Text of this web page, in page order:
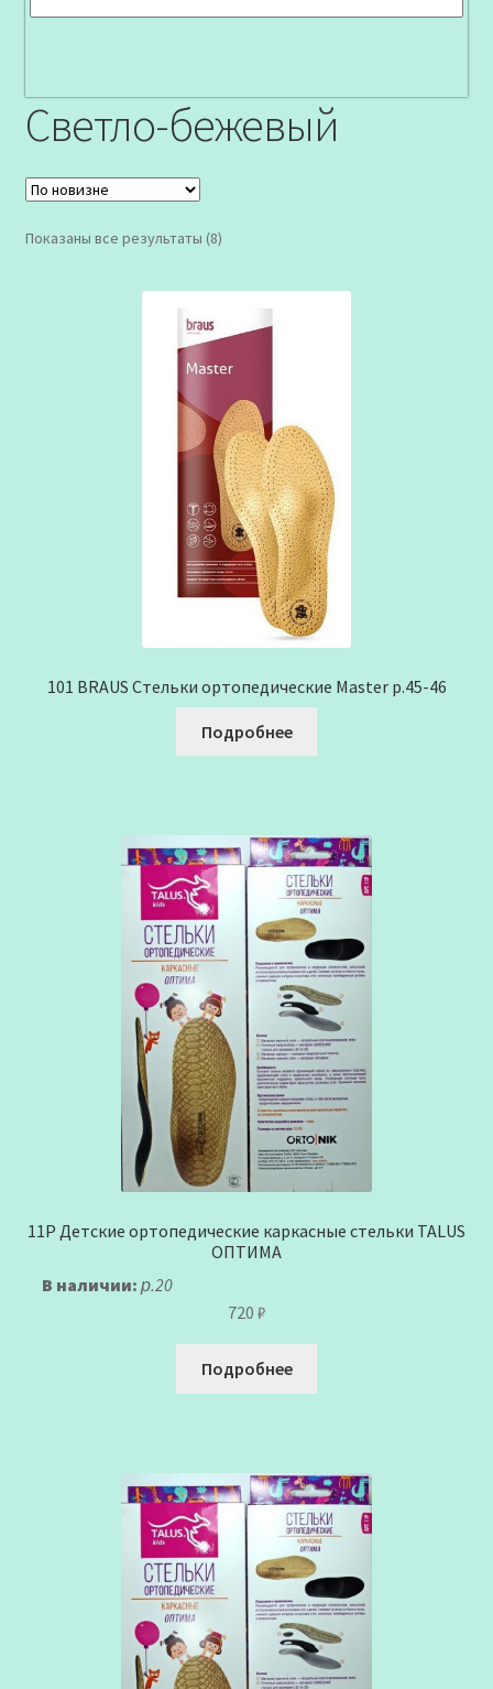
Светло-бежевый
Показаны все результаты (8)Сортировка:
101 BRAUS Стельки ортопедические Master р.45-46
Подробнее
11Р Детские ортопедические каркасные стельки TALUS
ОПТИМА
В наличии: р.20
720 ₽
Подробнее